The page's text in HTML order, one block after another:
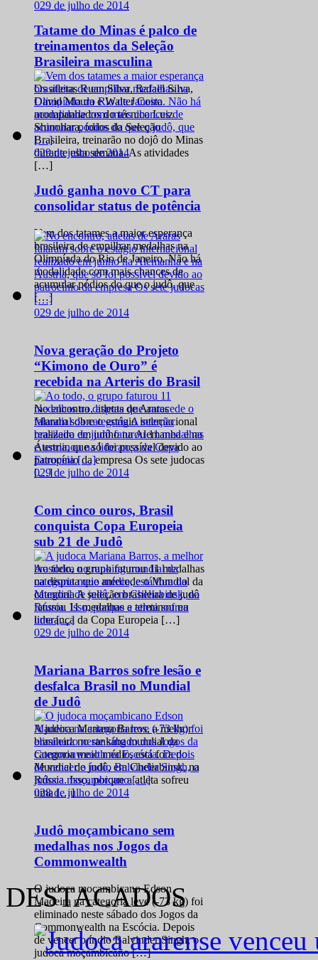
029 de julho de 2014
Tatame do Minas é palco de
treinamentos da Seleção
Brasileira masculina
Os atletas Ruan Silva, Rafael Silva,
David Moura e Walter Costa
acompanhados do técnico Luiz
Shinohara, todos da Seleção
Brasileira, treinarão no dojô do Minas
durante esta semana. As atividades
[…]
029 de julho de 2014
Judô ganha novo CT para
consolidar status de potência
Vem dos tatames a maior esperança
brasileira de empilhar medalhas na
Olimpíada do Rio de Janeiro. Não há
modalidade com mais chances de
acumular pódios do que o judô, que
[…]
029 de julho de 2014
Nova geração do Projeto
“Kimono de Ouro” é
recebida na Arteris do Brasil
No encontro, atletas de Araras
falaram sobre o estágio internacional
realizado em junho na Alemanha e na
Áustria, que só foi possível devido ao
patrocínio da empresa Os sete judocas
[…]
029 de julho de 2014
Com cinco ouros, Brasil
conquista Copa Europeia
sub 21 de Judô
Ao todo, o grupo faturou 11 medalhas
na disputa que antecede o Mundial da
categoria A seleção brasileira de judô
faturou 11 medalhas e terminou na
liderança da Copa Europeia […]
029 de julho de 2014
Mariana Barros sofre lesão e
desfalca Brasil no Mundial
de Judô
A judoca Mariana Barros, a melhor
brasileira no ranking mundial da
categoria meio médio, está fora do
Mundial de judô, em Cheliabinsk, na
Rússia. Isso, porque a atleta sofreu
uma […]
028 de julho de 2014
Judô moçambicano sem
medalhas nos Jogos da
Commonwealth
O judoca moçambicano Edson
Madeira na categoria leve (-73 kg) foi
eliminado neste sábado dos Jogos da
Commonwealth na Escócia. Depois
de vencer o índio Balvinder Singh, o
judoca moçambicano […]
DESTACADOS